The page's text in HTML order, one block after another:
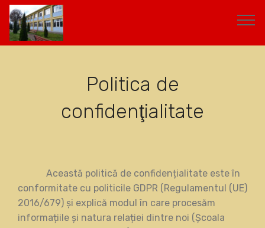
Politica de
confidenţialitate
Această politică de confidențialitate este în
conformitate cu politicile GDPR (Regulamentul (UE)
2016/679) și explică modul în care procesăm
informațiile și natura relației dintre noi (Școala